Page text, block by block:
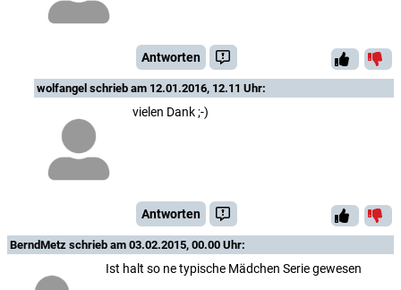
Antworten
wolfangel schrieb am 12.01.2016, 12.11 Uhr:
vielen Dank ;-)
Antworten
BerndMetz schrieb am 03.02.2015, 00.00 Uhr:
Ist halt so ne typische Mädchen Serie gewesen